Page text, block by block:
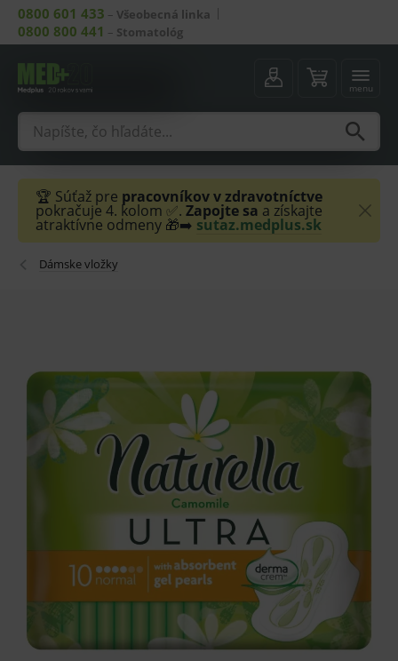
0800 601 433 – Všeobecná linka
0800 800 441 – Stomatológ
menu
🏆 Súťaž pre pracovníkov v zdravotníctve
pokračuje 4. kolom ✅. Zapojte sa a získajte
atraktívne odmeny 🎁➡️ sutaz.medplus.sk
Dámske vložky